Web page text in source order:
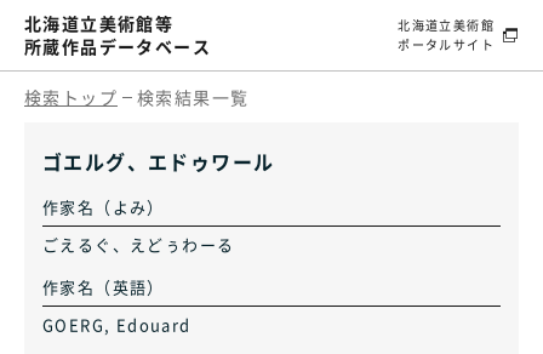
北海道立美術館等
所蔵作品データベース
北海道立美術館
ポータルサイト
検索トップ 検索結果一覧
ゴエルグ、エドゥワール
作家名（よみ）
ごえるぐ、えどぅわーる
作家名（英語）
GOERG, Edouard